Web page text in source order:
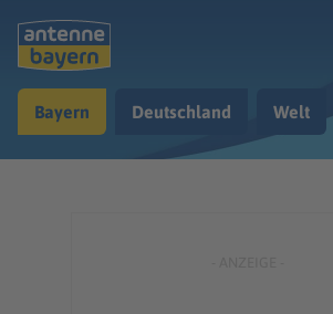
Musik & Radio
Bayern Deutschland Welt